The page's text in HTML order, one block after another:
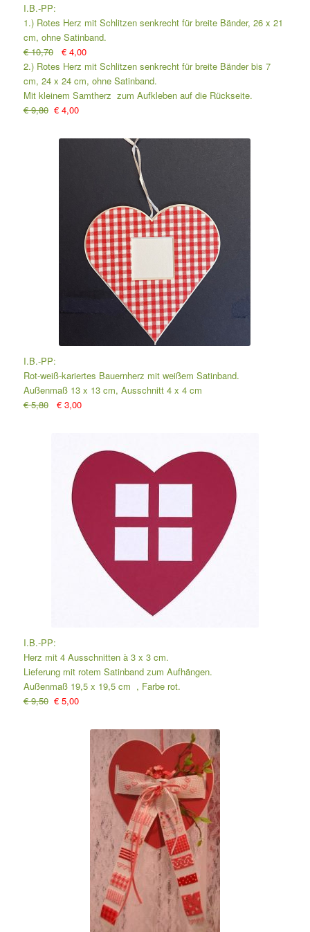
I.B.-PP:
1.) Rotes Herz mit Schlitzen senkrecht für breite Bänder, 26 x 21
cm, ohne Satinband.
€ 10,70
€ 4,00
2.) Rotes Herz mit Schlitzen senkrecht für breite Bänder bis 7
cm, 24 x 24 cm, ohne Satinband.
Mit kleinem Samtherz zum Aufkleben auf die Rückseite.
€ 9,80 € 4,00
I.B.-PP:
Rot-weiß-kariertes Bauernherz mit weißem Satinband.
Außenmaß 13 x 13 cm, Ausschnitt 4 x 4 cm
€ 5,80
€ 3,00
I.B.-PP:
Herz mit 4 Ausschnitten à 3 x 3 cm.
Lieferung mit rotem Satinband zum Aufhängen.
Außenmaß 19,5 x 19,5 cm , Farbe rot.
€ 9,50 € 5,00